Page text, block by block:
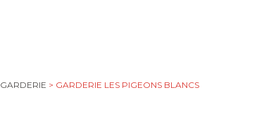
GARDERIE > GARDERIE LES PIGEONS BLANCS